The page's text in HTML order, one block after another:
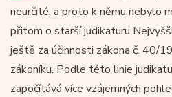
neurčité, a proto k němu nebylo
přitom o starší judikaturu
ještě za účinnosti zákona č. 40/
zákoníku. Podle této linie
započítává více vzájemných